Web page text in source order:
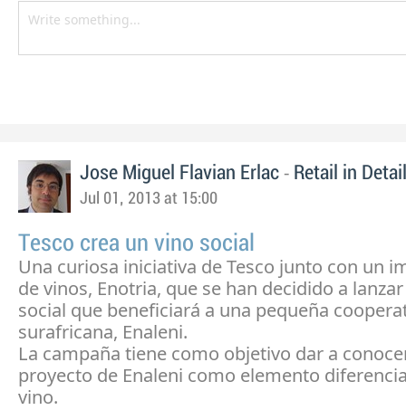
Jose Miguel Flavian Erlac - Retail in Detail
Jul 01, 2013 at 15:00
Tesco crea un vino social
Una curiosa iniciativa de Tesco junto con un
de vinos, Enotria, que se han decidido a
social que beneficiará a una pequeña
surafricana, Enaleni.
La campaña tiene como objetivo dar a
proyecto de Enaleni como elemento
vino.